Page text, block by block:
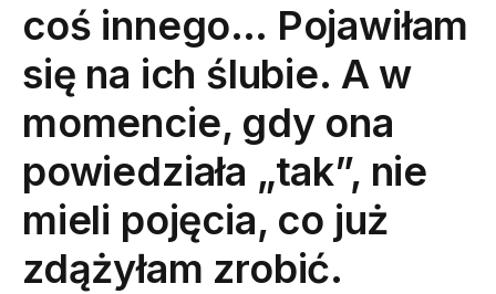
coś innego… Pojawiłam
się na ich ślubie. A w
momencie, gdy ona
powiedziała „tak”, nie
mieli pojęcia, co już
zdążyłam zrobić.